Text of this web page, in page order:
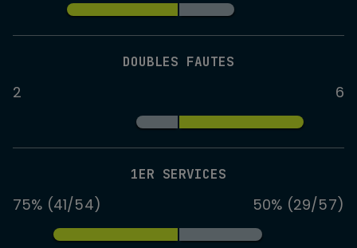
DOUBLES FAUTES
2 6
1ER SERVICES
75% (41/54) 50% (29/57)